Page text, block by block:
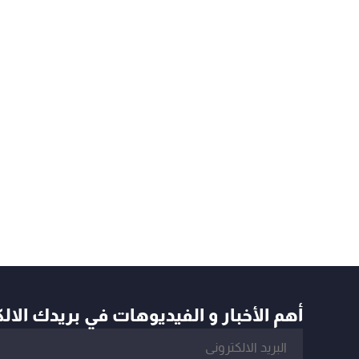
أهم الأخبار و الفيديوهات في بريدك